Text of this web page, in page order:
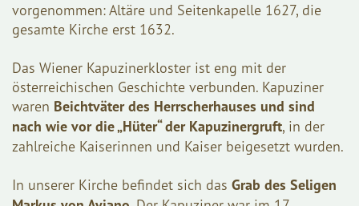
vorgenommen: Altäre und Seitenkapelle 1627, die
gesamte Kirche erst 1632.
Das Wiener Kapuzinerkloster ist eng mit der
österreichischen Geschichte verbunden. Kapuziner
waren Beichtväter des Herrscherhauses und sind
nach wie vor die „Hüter“ der Kapuzinergruft, in der
zahlreiche Kaiserinnen und Kaiser beigesetzt wurden.
In unserer Kirche befindet sich das Grab des Seligen